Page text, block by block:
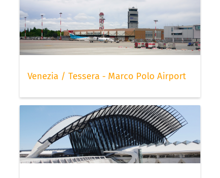
Venezia / Tessera - Marco Polo Airport